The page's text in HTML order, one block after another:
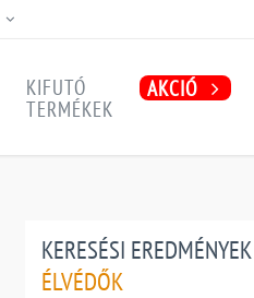
KIFUTÓ
TERMÉKEK
AKCIÓ
KERESÉSI EREDMÉNYEK
ÉLVÉDŐK